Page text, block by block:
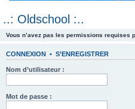
..: Oldschool :..
Vous n’avez pas les permissions requises
CONNEXION • S’ENREGISTRER
Nom d’utilisateur :
Mot de passe :